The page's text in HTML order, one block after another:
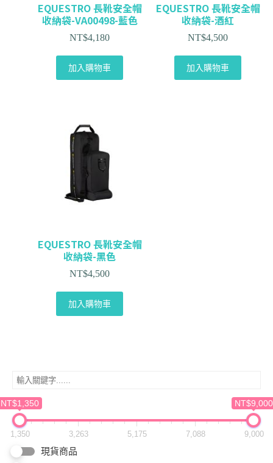
NT$1,350 NT$9,000
1,350 3,263 5,175 7,088 9,000
現貨商品
EQUESTRO 長靴安全帽
收納袋-VA00498-藍色
NT$4,180
加入購物車
EQUESTRO 長靴安全帽
收納袋-酒紅
NT$4,500
加入購物車
EQUESTRO 長靴安全帽
收納袋-黑色
NT$4,500
加入購物車